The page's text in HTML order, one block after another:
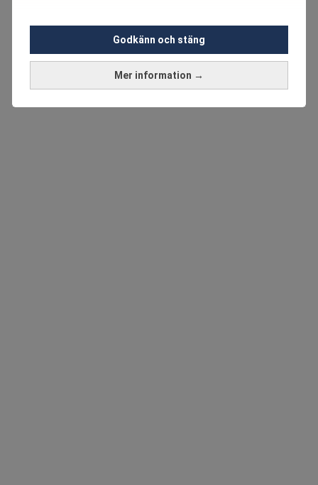
Mer information →
Godkänn och stäng